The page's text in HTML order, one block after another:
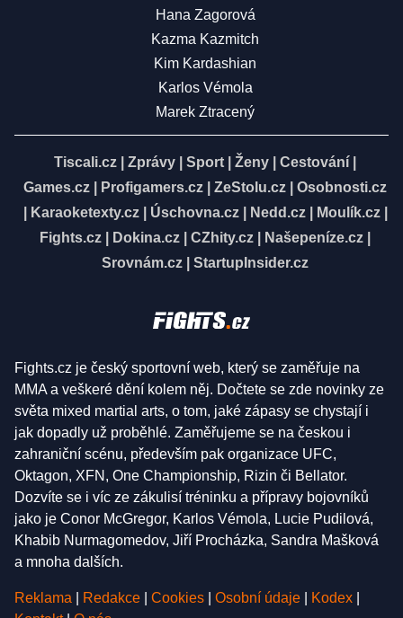
Hana Zagorová
Kazma Kazmitch
Kim Kardashian
Karlos Vémola
Marek Ztracený
Tiscali.cz Zprávy Sport Ženy Cestování
Games.cz
Profigamers.cz ZeStolu.cz
Osobnosti.cz
Karaoketexty.cz| Úschovna.cz| Nedd.cz| Moulík.cz|
Fights.cz
Dokina.cz CZhity.cz Našepeníze.cz
Srovnám.cz
StartupInsider.cz
Fights.cz je český sportovní web, který se zaměřuje na
MMA a veškeré dění kolem něj. Dočtete se zde novinky ze
světa mixed martial arts, o tom, jaké zápasy se chystají i
jak dopadly už proběhlé. Zaměřujeme se na českou i
zahraniční scénu, především pak organizace UFC,
Oktagon, XFN, One Championship, Rizin či Bellator.
Dozvíte se i víc ze zákulisí tréninku a přípravy bojovníků
jako je Conor McGregor, Karlos Vémola, Lucie Pudilová,
Khabib Nurmagomedov, Jiří Procházka, Sandra Mašková
a mnoha dalších.
Reklama Redakce Cookies Osobní údaje Kodex